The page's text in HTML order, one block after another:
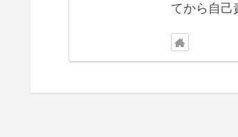
てから自己